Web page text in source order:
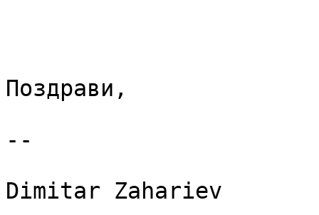
Поздрави,
--
Dimitar Zahariev